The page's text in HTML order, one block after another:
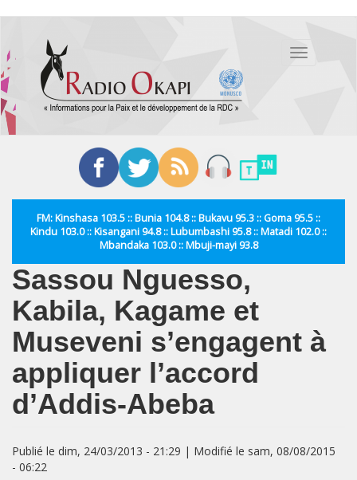
contenu
principal
Toggle
FM: Kinshasa 103.5 :: Bunia 104.8 :: Bukavu 95.3 :: Goma 95.5 ::
Kindu 103.0 :: Kisangani 94.8 :: Lubumbashi 95.8 :: Matadi 102.0 ::
Mbandaka 103.0 :: Mbuji-mayi 93.8
Sassou Nguesso,
Kabila, Kagame et
Museveni s’engagent à
appliquer l’accord
d’Addis-Abeba
Publié le dim, 24/03/2013 - 21:29 | Modifié le sam, 08/08/2015
- 06:22